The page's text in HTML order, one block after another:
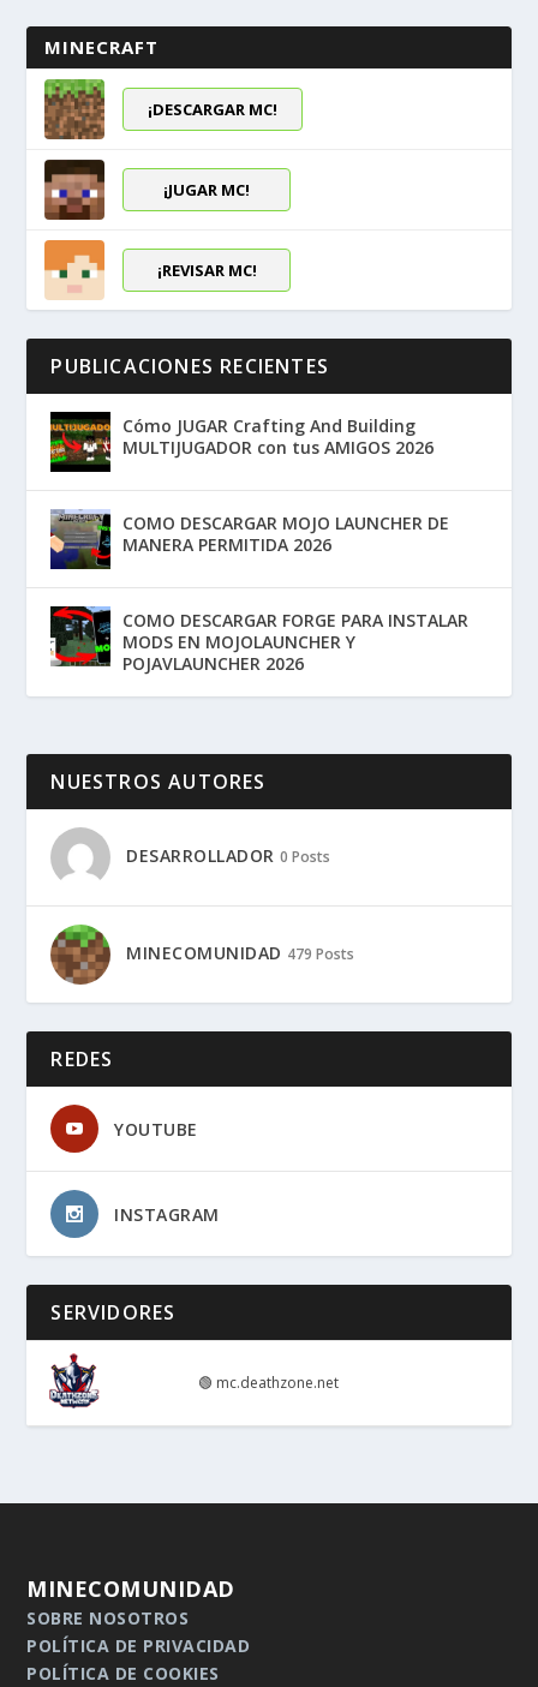
MINECRAFT
¡DESCARGAR MC!
¡JUGAR MC!
¡REVISAR MC!
PUBLICACIONES RECIENTES
Cómo JUGAR Crafting And Building
MULTIJUGADOR con tus AMIGOS 2026
COMO DESCARGAR MOJO LAUNCHER DE
MANERA PERMITIDA 2026
COMO DESCARGAR FORGE PARA INSTALAR
MODS EN MOJOLAUNCHER Y
POJAVLAUNCHER 2026
NUESTROS AUTORES
DESARROLLADOR 0 Posts
MINECOMUNIDAD 479 Posts
REDES
YOUTUBE
INSTAGRAM
SERVIDORES
🟢 mc.deathzone.net
MINECOMUNIDAD
SOBRE NOSOTROS
POLÍTICA DE PRIVACIDAD
POLÍTICA DE COOKIES